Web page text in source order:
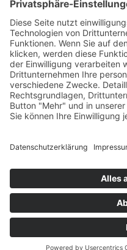
Aqua Fitness
FDM – Faszien-
Zumba Gold
Rückbildungsgymnastik
Kinder Therapie
Krankengymnastik
Krankengymnastik
Krankengymnastik für
Karriere
Sponsoring
Potsdamer
Gutscheine
Datenschutz
Alle auf dieser Webseite
stellen kein Heilversprechen